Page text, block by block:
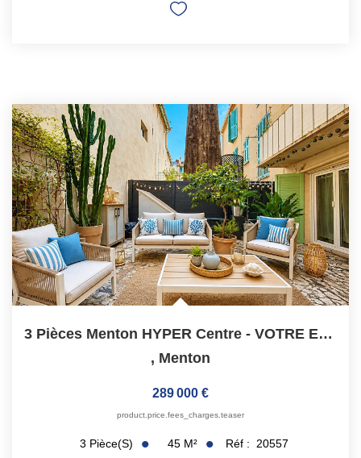
3 Pièces Menton HYPER Centre - VOTRE ETE COMMENCE ICI !
, Menton
289 000 €
product.price.fees_charges.teaser
3 Pièce(s) 45 M² Réf : 20557